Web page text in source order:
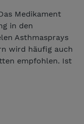
Medikament
in den
Asthmasprays
wird häufig auch
empfohlen. Ist